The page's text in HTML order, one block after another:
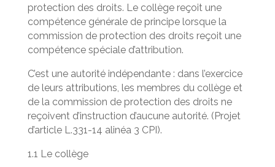
protection des droits. Le collège reçoit une
compétence générale de principe lorsque la
commission de protection des droits reçoit une
compétence spéciale d’attribution.
C’est une autorité indépendante : dans l’exercice
de leurs attributions, les membres du collège et
de la commission de protection des droits ne
reçoivent d’instruction d’aucune autorité. (Projet
d’article L.331-14 alinéa 3 CPI).
1.1 Le collège